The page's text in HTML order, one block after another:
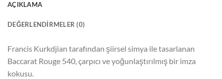
AÇIKLAMA
DEĞERLENDIRMELER (0)
Francis Kurkdjian tarafından şiirsel simya ile tasarlanan
Baccarat Rouge 540, çarpıcı ve yoğunlaştırılmış bir imza
kokusu.